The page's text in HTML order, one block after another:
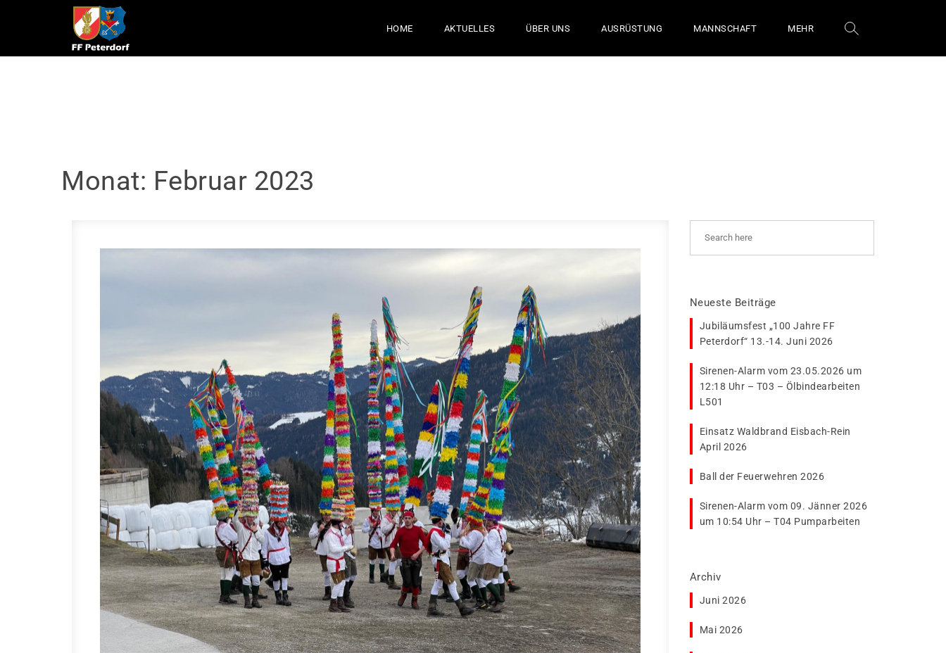
HOME
AKTUELLES ÜBER UNS AUSRÜSTUNG MANNSCHAFT MEHR
Monat: Februar 2023
Neueste Beiträge
Jubiläumsfest „100 Jahre FF
Peterdorf“ 13.-14. Juni 2026
Sirenen-Alarm vom 23.05.2026 um
12:18 Uhr – T03 – Ölbindearbeiten
L501
Einsatz Waldbrand Eisbach-Rein
April 2026
Ball der Feuerwehren 2026
Sirenen-Alarm vom 09. Jänner 2026
um 10:54 Uhr – T04 Pumparbeiten
Archiv
Juni 2026
Mai 2026